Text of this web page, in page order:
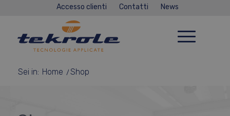
Accesso clienti Contatti News
Sei in: Home /Shop